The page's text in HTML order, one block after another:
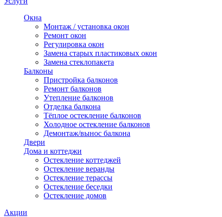
Окна
Монтаж / установка окон
Ремонт окон
Регулировка окон
Замена старых пластиковых окон
Замена стеклопакета
Балконы
Пристройка балконов
Ремонт балконов
Утепление балконов
Отделка балкона
Тёплое остекление балконов
Холодное остекление балконов
Демонтаж/вынос балкона
Двери
Дома и коттеджи
Остекление коттеджей
Остекление веранды
Остекление терассы
Остекление беседки
Остекление домов
Акции